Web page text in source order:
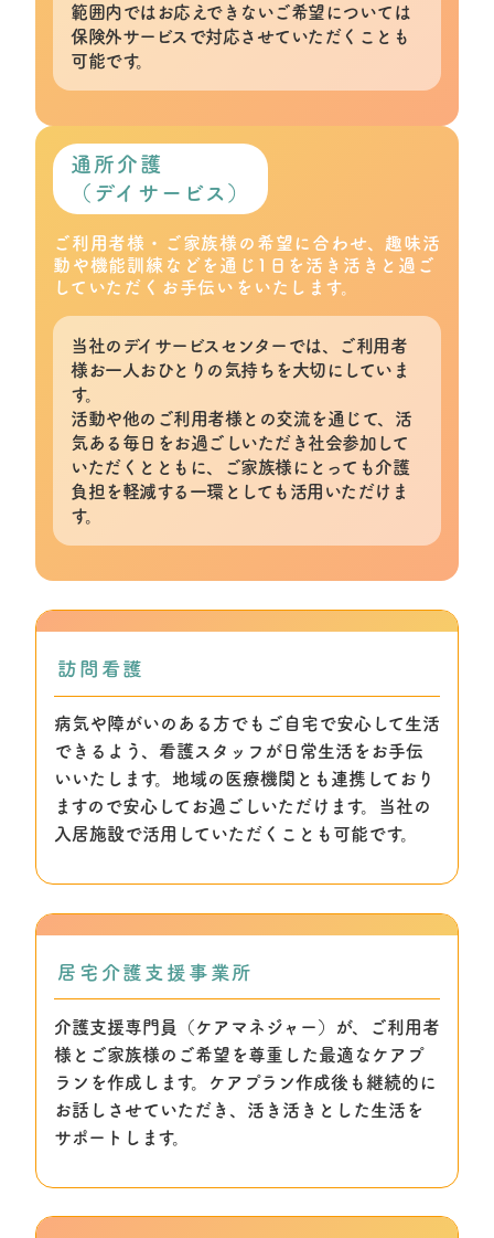
範囲内ではお応えできないご希望については
保険外サービスで対応させていただくことも
可能です。
通所介護
（デイサービス）
ご利用者様・ご家族様の希望に合わせ、趣味活
動や機能訓練などを通じ1日を活き活きと過ご
していただく お手伝いをいたします。
当社のデイサービスセンターでは、ご利用者
様お一人おひとりの気持ちを大切にしていま
す。
活動や他のご利用者様との交流を通じて、活
気ある毎日をお過ごしいただき社会参加して
いただくとともに、ご家族様にとっても介護
負担を軽減する一環としても活用いただけま
す。
訪問看護
病気や障がいのある方でもご自宅で安心して生活
できるよう、看護スタッフが日常生活をお手伝
いいたします。地域の医療機関とも連携しており
ますので安心してお過ごしいただけます。当社の
入居施設で活用していただくことも可能です。
居宅介護支援事業所
介護支援専門員（ケアマネジャー）が、ご利用者
様とご家族様のご希望を尊重した最適なケアプ
ランを作成します。ケアプラン作成後も継続的に
お話しさせていただき、活き活きとした生活を
サポートします。